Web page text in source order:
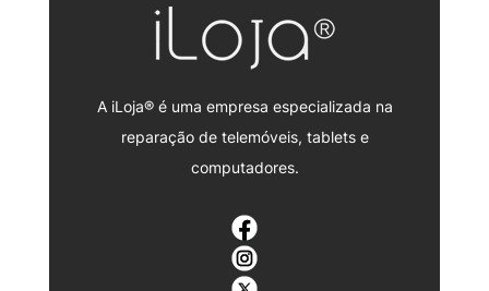
A iLoja® é uma empresa especializada na
reparação de telemóveis, tablets e
computadores.